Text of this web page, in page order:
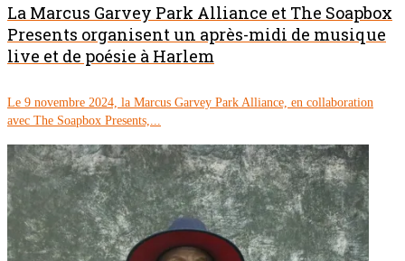
La Marcus Garvey Park Alliance et The Soapbox
Presents organisent un après-midi de musique
live et de poésie à Harlem
Le 9 novembre 2024, la Marcus Garvey Park Alliance, en collaboration
avec The Soapbox Presents,...